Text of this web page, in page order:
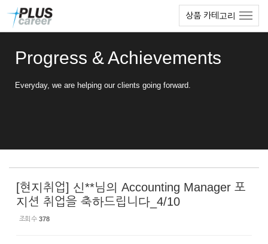
상품 카테고리
Progress & Achievements
Everyday, we are helping our clients going forward.
[현지취업] 신**님의 Accounting Manager 포
지션 취업을 축하드립니다_4/10
조회 수 378